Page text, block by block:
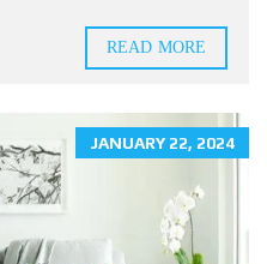
READ MORE
JANUARY 22, 2024